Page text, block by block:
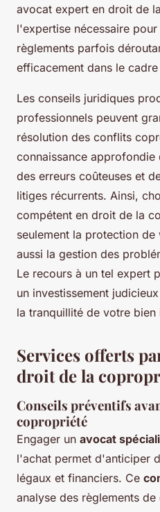
avocat expert en droit de
l'expertise nécessaire
règlements parfois
efficacement dans le
Les conseils juridiques
professionnels peuvent
résolution des conflits
connaissance
des erreurs coûteuses et
litiges récurrents. Ainsi,
compétent en droit de la
seulement la protection
aussi la gestion des
Le recours à un tel expert
un investissement
la tranquillité de votre bien
Services offerts
droit de la
Conseils préventifs
copropriété
Engager un avocat
l'achat permet d'anticiper
légaux et financiers. Ce
analyse des règlements